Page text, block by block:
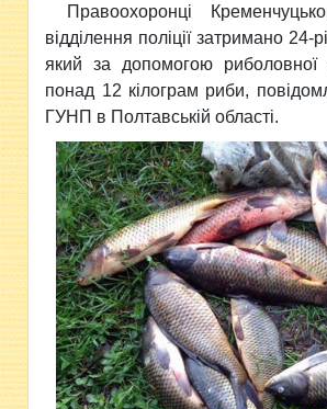
Правоохоронці
відділення поліції затримано 24-
який за допомогою риболовної
понад 12 кілограм риби,
ГУНП в Полтавській області.